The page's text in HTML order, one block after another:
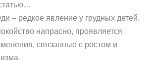
– редкое явление у грудных детей.
напрасно, проявляется
связанные с ростом и